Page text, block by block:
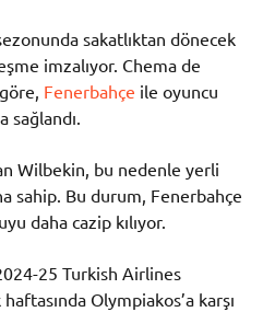
sakatlıktan dönecek
imzalıyor. Chema de
Fenerbahçe ile oyuncu
sağlandı.
Wilbekin, bu nedenle yerli
sahip. Bu durum, Fenerbahçe
daha cazip kılıyor.
25 Turkish Airlines
Olympiakos’a karşı